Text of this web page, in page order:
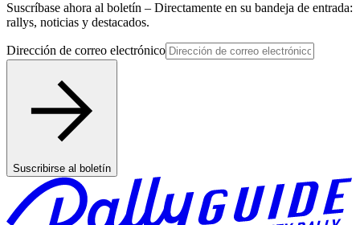
Suscríbase ahora al boletín – Directamente en su bandeja de entrada:
rallys, noticias y destacados.
Dirección de correo electrónico
Suscribirse al boletín